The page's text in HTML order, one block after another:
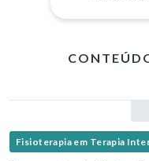
Fisioterapia em Terapia